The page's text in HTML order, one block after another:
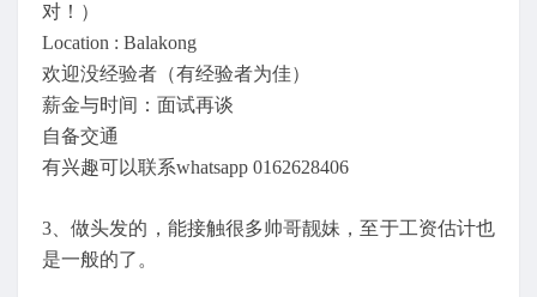
对！）
Location : Balakong
欢迎没经验者（有经验者为佳）
薪金与时间：面试再谈
自备交通
有兴趣可以联系whatsapp 0162628406
3、做头发的，能接触很多帅哥靓妹，至于工资估计也
是一般的了。